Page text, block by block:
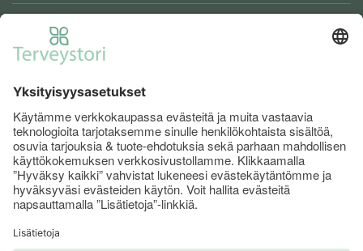
OSTOSKORI
Terveystori.fi on sosiaalinen: seuraa meitä
Facebookissa ja Instagramissa niin pysyt
menossa mukana!